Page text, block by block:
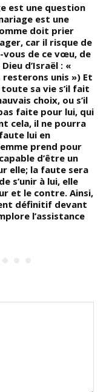
est une question
est une
doit prier
car il risque de
vous de ce vœu, de
d’Israël : «
resterons unis ») Et
sa vie s’il fait
choix, ou s’il
faite pour lui, qui
cela, il ne pourra
lui en
prend pour
d’être un
elle; la faute sera
s’unir à lui, elle
et le contre. Ainsi,
définitif devant
l’assistance